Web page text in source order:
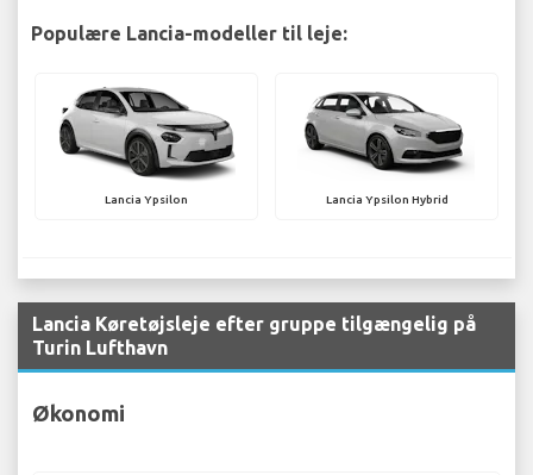
Populære Lancia-modeller til leje:
Lancia Ypsilon Lancia Ypsilon Hybrid
Lancia Køretøjsleje efter gruppe tilgængelig på
Turin Lufthavn
Økonomi